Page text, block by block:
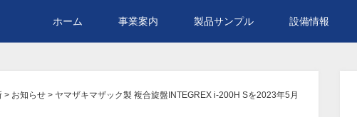
ホーム 事業案内 製品サンプル 設備情報
> お知らせ > ヤマザキマザック製 複合旋盤INTEGREX i-200H Sを2023年5月